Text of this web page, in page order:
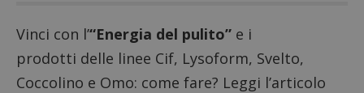
Vinci con l’“Energia del pulito” e i
prodotti delle linee Cif, Lysoform, Svelto,
Coccolino e Omo: come fare? Leggi l’articolo